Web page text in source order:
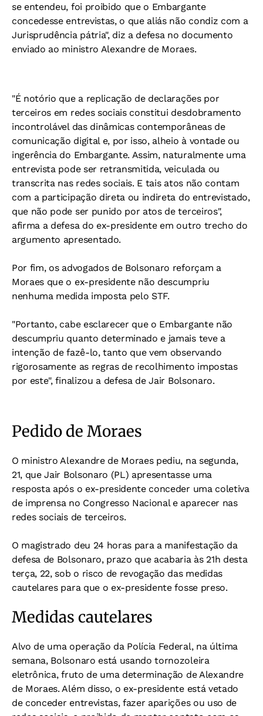
se entendeu, foi proibido que o Embargante
concedesse entrevistas, o que aliás não condiz com a
Jurisprudência pátria", diz a defesa no documento
enviado ao ministro Alexandre de Moraes.
"É notório que a replicação de declarações por
terceiros em redes sociais constitui desdobramento
incontrolável das dinâmicas contemporâneas de
comunicação digital e, por isso, alheio à vontade ou
ingerência do Embargante. Assim, naturalmente uma
entrevista pode ser retransmitida, veiculada ou
transcrita nas redes sociais. E tais atos não contam
com a participação direta ou indireta do entrevistado,
que não pode ser punido por atos de terceiros",
afirma a defesa do ex-presidente em outro trecho do
argumento apresentado.
Por fim, os advogados de Bolsonaro reforçam a
Moraes que o ex-presidente não descumpriu
nenhuma medida imposta pelo STF.
"Portanto, cabe esclarecer que o Embargante não
descumpriu quanto determinado e jamais teve a
intenção de fazê-lo, tanto que vem observando
rigorosamente as regras de recolhimento impostas
por este", finalizou a defesa de Jair Bolsonaro.
Pedido de Moraes
O ministro Alexandre de Moraes pediu, na segunda,
21, que Jair Bolsonaro (PL) apresentasse uma
resposta após o ex-presidente conceder uma coletiva
de imprensa no Congresso Nacional e aparecer nas
redes sociais de terceiros.
O magistrado deu 24 horas para a manifestação da
defesa de Bolsonaro, prazo que acabaria às 21h desta
terça, 22, sob o risco de revogação das medidas
cautelares para que o ex-presidente fosse preso.
Medidas cautelares
Alvo de uma operação da Polícia Federal, na última
semana, Bolsonaro está usando tornozoleira
eletrônica, fruto de uma determinação de Alexandre
de Moraes. Além disso, o ex-presidente está vetado
de conceder entrevistas, fazer aparições ou uso de